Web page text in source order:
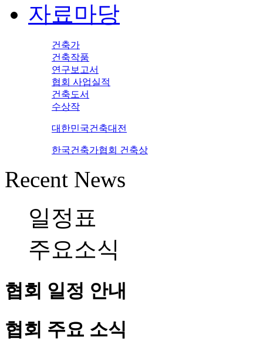
자료마당
건축가
건축작품
연구보고서
협회 사업실적
건축도서
수상작
대한민국건축대전
한국건축가협회 건축상
Recent News
일정표
주요소식
협회 일정 안내
협회 주요 소식